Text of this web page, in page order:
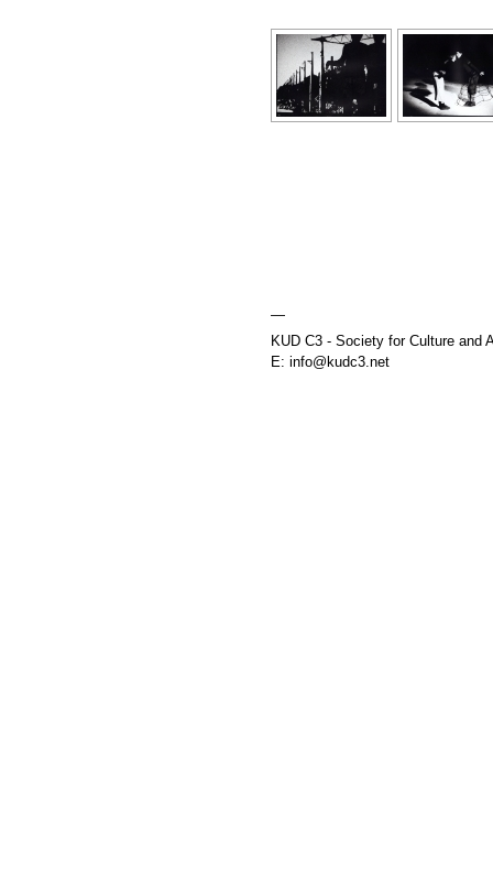
—
KUD C3 - Society for Culture and
E: info@kudc3.net